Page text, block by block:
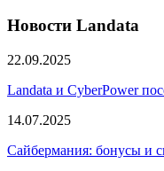
Новости Landata
22.09.2025
Landata и CyberPower
14.07.2025
Сайбермания: бонусы и